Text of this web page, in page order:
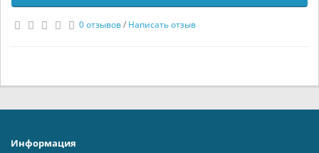
0 отзывов/ Написать отзыв
Информация